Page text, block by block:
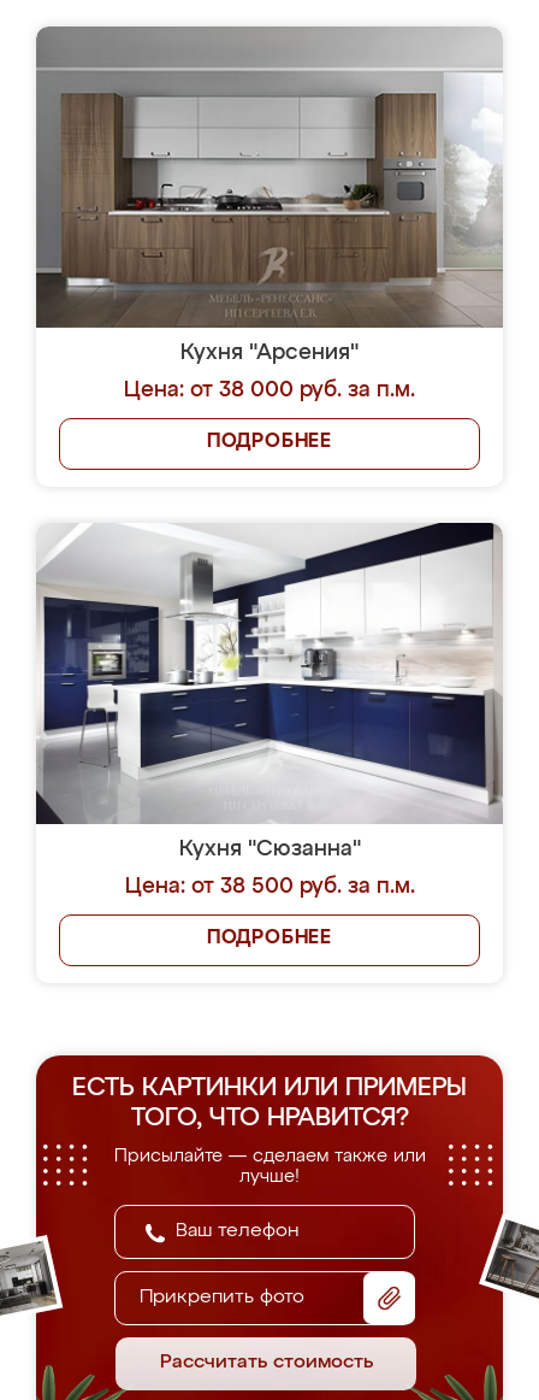
Кухня "Арсения"
Цена: от 38 000 руб. за п.м.
ПОДРОБНЕЕ
Кухня "Сюзанна"
Цена: от 38 500 руб. за п.м.
ПОДРОБНЕЕ
ЕСТЬ КАРТИНКИ ИЛИ ПРИМЕРЫ
ТОГО, ЧТО НРАВИТСЯ?
Присылайте — сделаем также или
лучше!
Прикрепить фото
Рассчитать стоимость